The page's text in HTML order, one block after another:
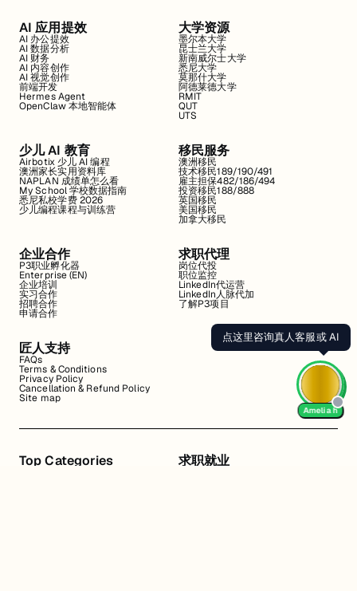
AI 应用提效
AI 办公提效
AI 数据分析
AI 财务
AI 内容创作
AI 视觉创作
前端开发
Hermes Agent
OpenClaw 本地智能体
大学资源
墨尔本大学
昆士兰大学
新南威尔士大学
悉尼大学
莫那什大学
阿德莱德大学
RMIT
QUT
UTS
少儿 AI 教育
Airbotix 少儿 AI 编程
澳洲家长实用资料库
NAPLAN 成绩单怎么看
My School 学校数据指南
悉尼私校学费 2026
少儿编程课程与训练营
移民服务
澳洲移民
技术移民189/190/491
雇主担保482/186/494
投资移民188/888
英国移民
美国移民
加拿大移民
企业合作
P3职业孵化器
Enterprise (EN)
企业培训
实习合作
招聘合作
申请合作
求职代理
岗位代投
职位监控
LinkedIn代运营
LinkedIn人脉代加
了解P3项目
匠人支持
FAQs
Terms & Conditions
Privacy Policy
Cancellation & Refund Policy
Site map
Top Categories 求职就业
点这里咨询真人客服或 AI
Amelia h